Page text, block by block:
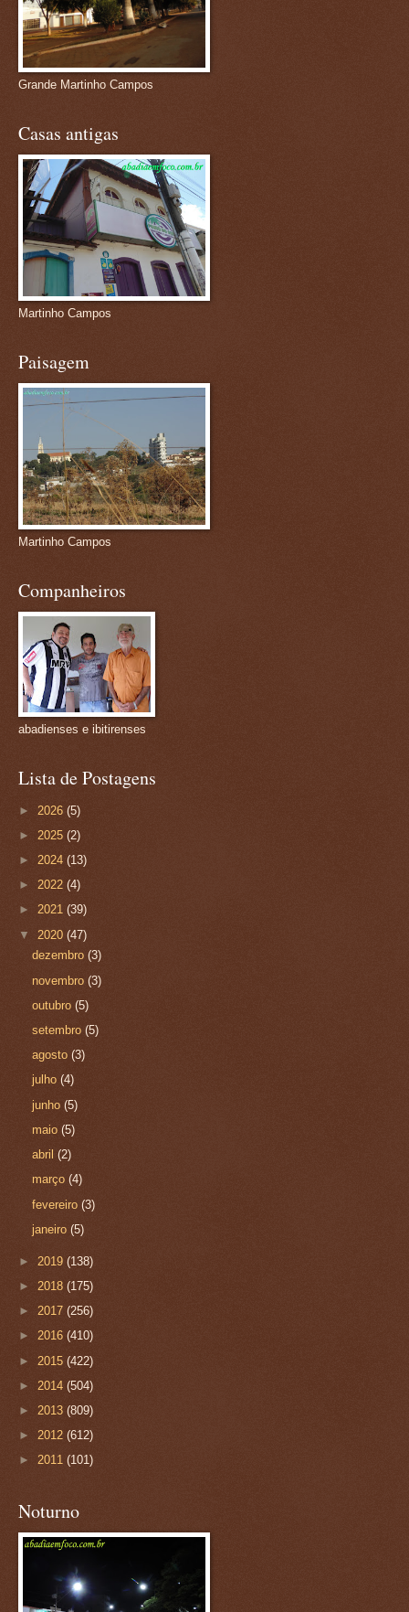
Grande Martinho Campos
Casas antigas
Martinho Campos
Paisagem
Martinho Campos
Companheiros
abadienses e ibitirenses
Lista de Postagens
► 2026 (5)
► 2025 (2)
► 2024 (13)
► 2022 (4)
► 2021 (39)
▼ 2020 (47)
dezembro(3)
novembro(3)
outubro(5)
setembro(5)
agosto(3)
julho(4)
junho(5)
maio(5)
abril(2)
março(4)
fevereiro(3)
janeiro(5)
► 2019 (138)
► 2018 (175)
► 2017 (256)
► 2016 (410)
► 2015 (422)
► 2014 (504)
► 2013 (809)
► 2012 (612)
► 2011 (101)
Noturno